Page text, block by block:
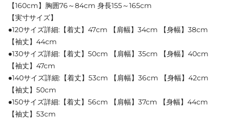
【160cm】胸囲76～84cm 身長155～165cm
【実寸サイズ】
●120サイズ詳細:【着丈】47cm 【肩幅】34cm 【身幅】38cm
【袖丈】44cm
●130サイズ詳細:【着丈】50cm 【肩幅】35cm 【身幅】40cm
【袖丈】47cm
●140サイズ詳細:【着丈】53cm 【肩幅】36cm 【身幅】42cm
【袖丈】50cm
●150サイズ詳細:【着丈】56cm 【肩幅】37cm 【身幅】44cm
【袖丈】53cm